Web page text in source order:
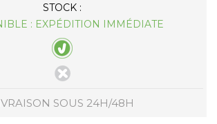
STOCK :
: EXPÉDITION IMMÉDIATE
SOUS 24H/48H